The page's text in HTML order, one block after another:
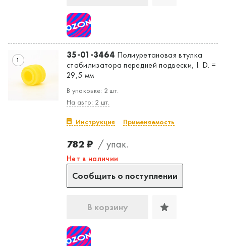
1 35-01-3464 Полиуретановая втулка
стабилизатора передней подвески, I. D. =
29,5 мм
В упаковке: 2 шт.
На авто: 2 шт.
Инструкция Применяемость
782 ₽ / упак.
Нет в наличии
Сообщить о поступлении
В корзину